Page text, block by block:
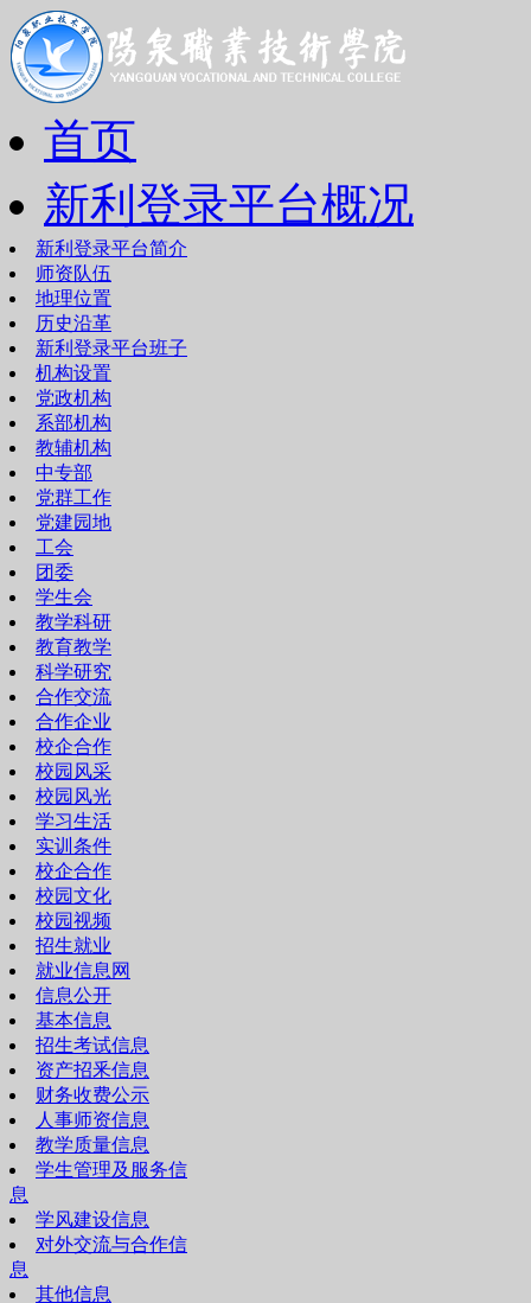
首页
新利登录平台概况
新利登录平台简介
师资队伍
地理位置
历史沿革
新利登录平台班子
机构设置
党政机构
系部机构
教辅机构
中专部
党群工作
党建园地
工会
团委
学生会
教学科研
教育教学
科学研究
合作交流
合作企业
校企合作
校园风采
校园风光
学习生活
实训条件
校企合作
校园文化
校园视频
招生就业
就业信息网
信息公开
基本信息
招生考试信息
资产招釆信息
财务收费公示
人事师资信息
教学质量信息
学生管理及服务信
息
学风建设信息
对外交流与合作信
息
其他信息